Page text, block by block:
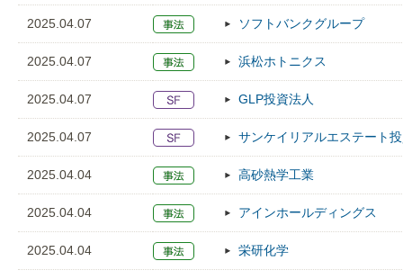
2025.04.07 ソフトバンクグループ
2025.04.07 浜松ホトニクス
2025.04.07 GLP投資法人
2025.04.07 サンケイリアルエステート
2025.04.04 高砂熱学工業
2025.04.04 アインホールディングス
2025.04.04 栄研化学